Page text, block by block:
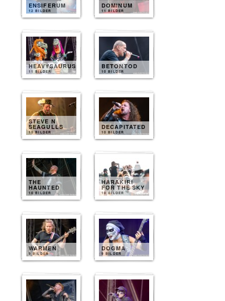
ENSIFERUM
12 BILDER
DOMINUM
11 BILDER
HEAVYSAURUS
11 BILDER
BETONTOD
10 BILDER
STEVE N
SEAGULLS
10 BILDER
DECAPITATED
10 BILDER
THE
HAUNTED
10 BILDER
HARAKIRI
FOR THE SKY
10 BILDER
WARMEN
9 BILDER
DOGMA
9 BILDER